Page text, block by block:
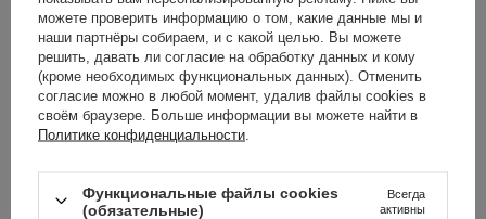
799,00 ГРН
Double-Sided Tanning
Mitt Set - 2шт
3
можете проверить информацию о том, какие данные мы и
наши партнёры собираем, и с какой целью. Вы можете
решить, давать ли согласие на обработку данных и кому
(кроме необходимых функциональных данных). Отменить
согласие можно в любой момент, удалив файлы cookies в
своём браузере. Больше информации вы можете найти в
Политике конфиденциальности
Функциональные файлы cookies
(обязательные)
Всегда
активны